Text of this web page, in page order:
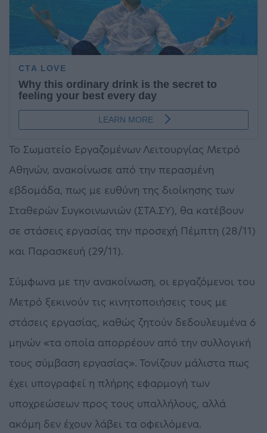
Το Σωματείο Εργαζομένων Λειτουργίας Μετρό
Αθηνών, ανακοίνωσε από την περασμένη
εβδομάδα, πως με ευθύνη της διοίκησης των
Σταθερών Συγκοινωνιών (ΣΤΑ.ΣΥ), θα κατέβουν
σε στάσεις εργασίας την προσεχή Πέμπτη (28/11)
και Παρασκευή (29/11).
Σύμφωνα με την ανακοίνωση, οι εργαζόμενοι του
Μετρό ξεκινούν τις κινητοποιήσεις τους με
στάσεις εργασίας, καθώς ζητούν δεδουλευμένα 6
μηνών «τα οποία απορρέουν από την συλλογική
τους σύμβαση εργασίας». Τονίζουν μάλιστα πως
έχει υπογραφεί η πλήρης εφαρμογή των
υποχρεώσεων προς τους υπαλλήλους, αλλά
ακόμη δεν έχουν λάβει τα οφειλόμενα.